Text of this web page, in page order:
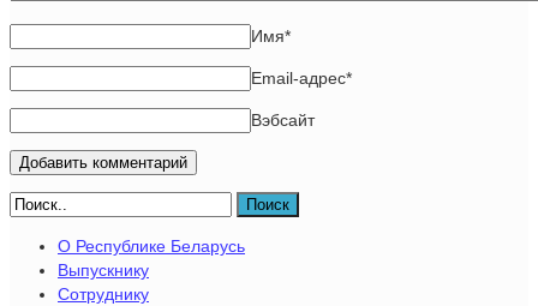
Имя*
Email-адрес*
Вэбсайт
Поиск
О Республике Беларусь
Выпускнику
Сотруднику